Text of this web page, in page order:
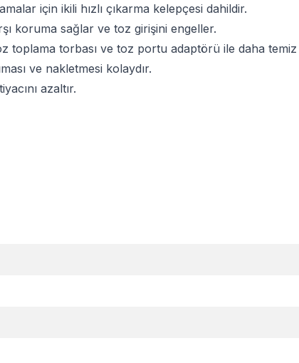
için ikili hızlı çıkarma kelepçesi dahildir.
koruma sağlar ve toz girişini engeller.
toplama torbası ve toz portu adaptörü ile daha temiz
ve nakletmesi kolaydır.
azaltır.